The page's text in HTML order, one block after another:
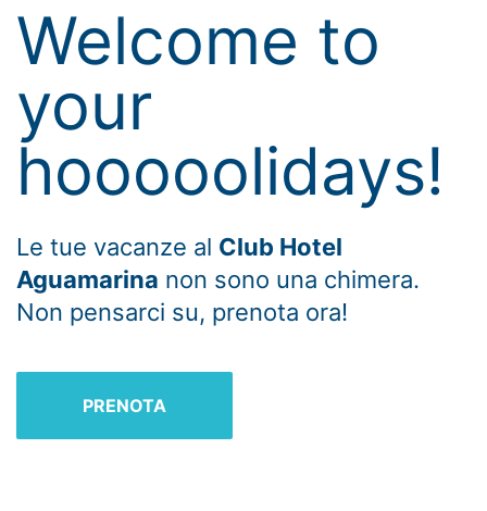
Welcome to
your
hooooolidays!
Le tue vacanze al Club Hotel
Aguamarina non sono una chimera.
Non pensarci su, prenota ora!
PRENOTA